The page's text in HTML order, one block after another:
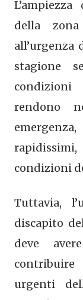
della
all’urgenza
stagione
condizioni
rendono
condizioni
Tuttavia,
discapito
deve
urgenti